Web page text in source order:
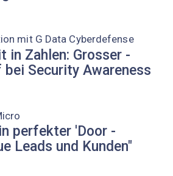
mit G Data Cyberdefense
in Zahlen: Grosser
Security Awareness
perfekter 'Door
Leads und Kunden"